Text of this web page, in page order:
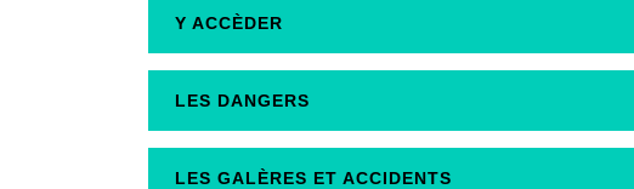
Y ACCÈDER
LES DANGERS
LES GALÈRES ET ACCIDENTS